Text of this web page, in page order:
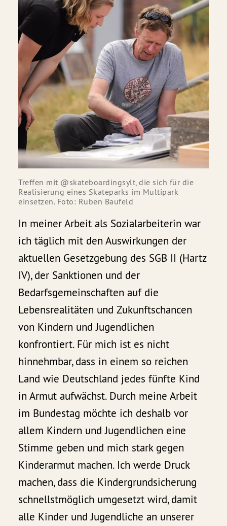
Treffen mit @skateboardingsylt, die sich für die
Realisierung eines Skateparks im Multipark
einsetzen. Foto: Ruben Baufeld
In meiner Arbeit als Sozialarbeiterin war
ich täglich mit den Auswirkungen der
aktuellen Gesetzgebung des SGB II (Hartz
IV), der Sanktionen und der
Bedarfsgemeinschaften auf die
Lebensrealitäten und Zukunftschancen
von Kindern und Jugendlichen
konfrontiert. Für mich ist es nicht
hinnehmbar, dass in einem so reichen
Land wie Deutschland jedes fünfte Kind
in Armut aufwächst. Durch meine Arbeit
im Bundestag möchte ich deshalb vor
allem Kindern und Jugendlichen eine
Stimme geben und mich stark gegen
Kinderarmut machen. Ich werde Druck
machen, dass die Kindergrundsicherung
schnellstmöglich umgesetzt wird, damit
alle Kinder und Jugendliche an unserer